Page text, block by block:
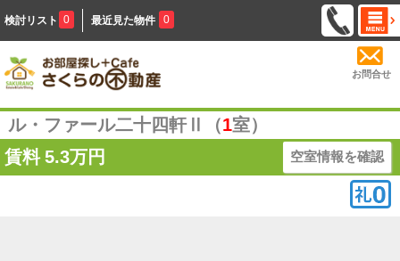
検討リスト 0 最近見た物件 0
お問合せ
ル・ファール二十四軒Ⅱ（1室）
賃料 5.3万円 空室情報を確認